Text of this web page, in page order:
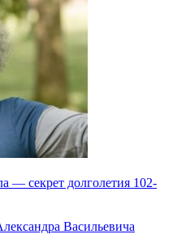
— секрет долголетия 102-